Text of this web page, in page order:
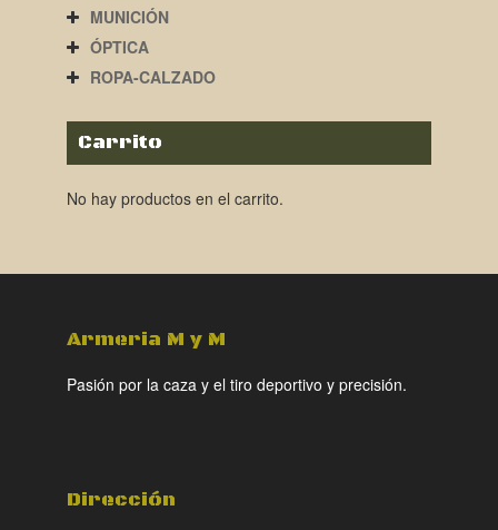
MUNICIÓN
ÓPTICA
ROPA-CALZADO
Carrito
No hay productos en el carrito.
Armeria M y M
Pasión por la caza y el tiro deportivo y precisión.
Dirección